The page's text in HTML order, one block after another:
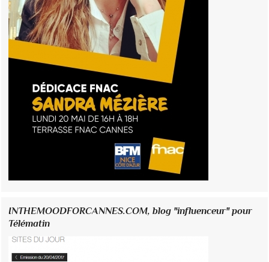
INTHEMOODFORCANNES.COM, blog "influenceur" pour
Télématin